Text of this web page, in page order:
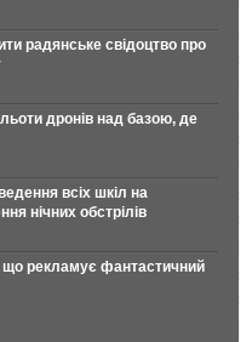
радянське свідоцтво про
дронів над базою, де
всіх шкіл на
нічних обстрілів
що рекламує фантастичний